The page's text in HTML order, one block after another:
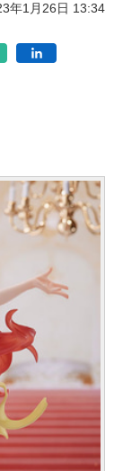
年1月26日 13:34